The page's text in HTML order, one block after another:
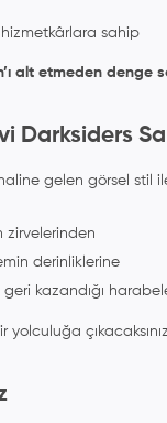
sahip
alt etmeden denge
Darksiders
gelen görsel stil
zirvelerinden
derinliklerine
geri kazandığı